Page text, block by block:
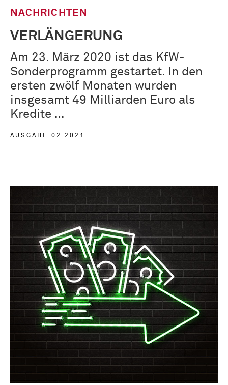
NACHRICHTEN
VERLÄNGERUNG
Am 23. März 2020 ist das KfW-
Sonder­programm gestartet. In den
ersten zwölf Monaten wurden
insgesamt 49 Milliarden Euro als
Kredite …
AUSGABE 02 2021